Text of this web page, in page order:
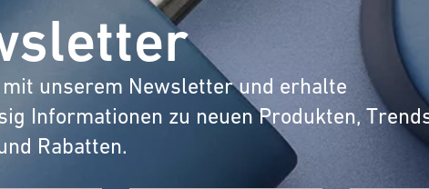
unserem Newsletter und erhalte
Informationen zu neuen Produkten,
Rabatten.